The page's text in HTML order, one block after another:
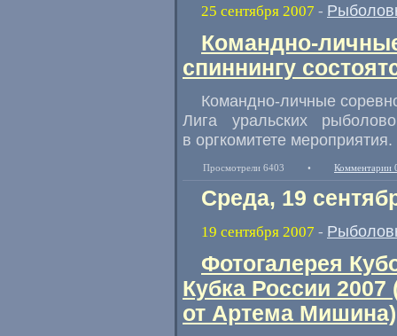
25 сентября 2007 -
Командно-
спиннингу
Командно-личные
Лига уральских
в оргкомитете мероприятия.
Просмотрели 6403 • Комментарии
Среда, 19
19 сентября 2007 -
Фотогалерея
Кубка России
от Артема Мишина)